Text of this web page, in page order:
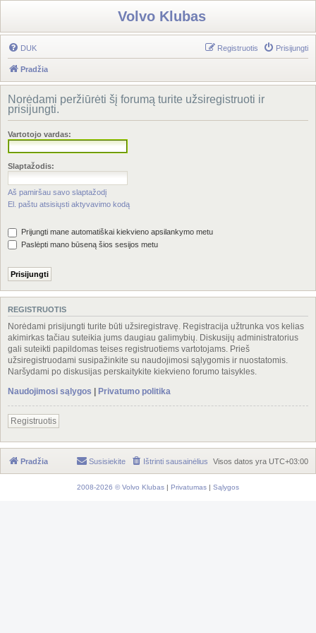
Volvo Klubas
DUK Prisijungti
Registruotis
Pradžia
Norėdami peržiūrėti šį forumą turite užsiregistruoti ir
prisijungti.
Vartotojo vardas:
Slaptažodis:
Aš pamiršau savo slaptažodį
El. paštu atsisiųsti aktyvavimo kodą
Prijungti mane automatiškai kiekvieno apsilankymo metu
Paslėpti mano būseną šios sesijos metu
REGISTRUOTIS
Norėdami prisijungti turite būti užsiregistravę. Registracija užtrunka vos kelias
akimirkas tačiau suteikia jums daugiau galimybių. Diskusijų administratorius
gali suteikti papildomas teises registruotiems vartotojams. Prieš
užsiregistruodami susipažinkite su naudojimosi sąlygomis ir nuostatomis.
Naršydami po diskusijas perskaitykite kiekvieno forumo taisykles.
Naudojimosi sąlygos | Privatumo politika
Registruotis
Pradžia Visos datos yra UTC+03:00
Ištrinti sausainėlius
Susisiekite
2008-2026 © Volvo Klubas | Privatumas | Sąlygos